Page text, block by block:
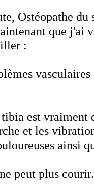
Ostéopathe
que j'ai
:
est vraiment
et les
ainsi
peut plus courir.